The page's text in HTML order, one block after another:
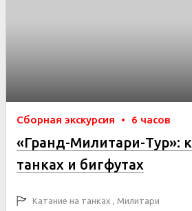
Сборная экскурсия • 6 часов
«Гранд-Милитари-Тур»:
танках и бигфутах
Катание на танках , Милитари